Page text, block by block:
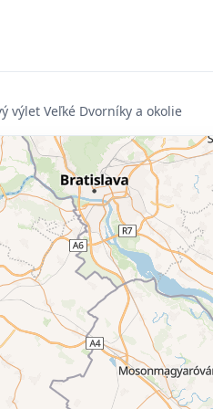
výlet Veľké Dvorníky a okolie